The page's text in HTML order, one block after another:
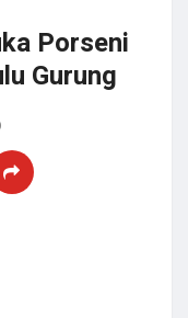
Porseni
Gurung